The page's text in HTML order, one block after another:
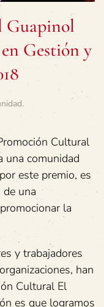
Guapinol
Gestión y
.
Cultural
una comunidad
este premio, es
una
la
y trabajadores
han
Cultural El
es que logramos